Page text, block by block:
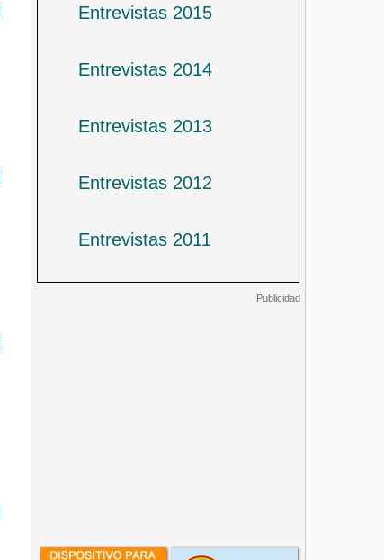
Entrevistas 2015
Entrevistas 2014
Entrevistas 2013
Entrevistas 2012
Entrevistas 2011